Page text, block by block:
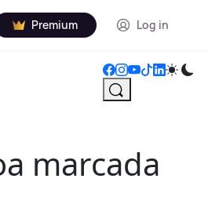
Premium Log in
marcada